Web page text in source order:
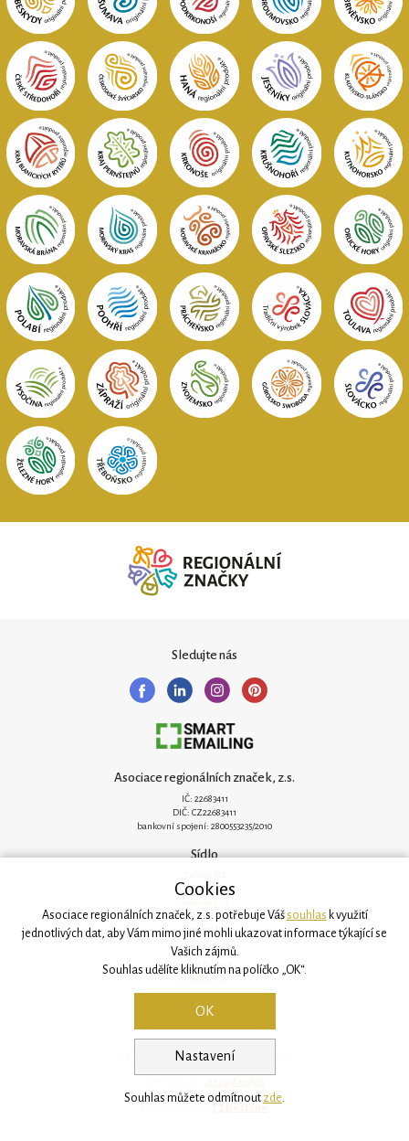
Sledujte nás
Asociace regionálních značek, z.s.
IČ: 22683411
DIČ: CZ22683411
bankovní spojení: 2800553235/2010
Sídlo
251 62 Mukařov
Kancelář
Svatovítská 906/6
160 00 Praha 6
© 2026, Asociace regionálních značek
Cookies
Asociace regionálních značek, z.s. potřebuje Vášsouhlas k využití
jednotlivých dat, aby Vám mimo jiné mohli ukazovat informace týkající se
Vašich zájmů.
Souhlas udělíte kliknutím na políčko „OK“.
Nastavení
OK
Souhlas můžete odmítnout zde.